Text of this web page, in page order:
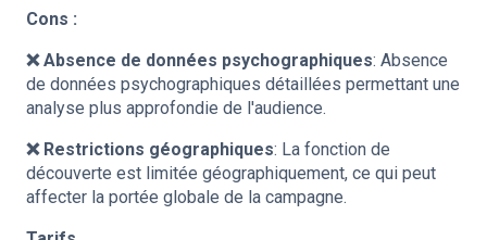
Cons :
❌ Absence de données psychographiques: Absence
de données psychographiques détaillées permettant une
analyse plus approfondie de l'audience.
❌ Restrictions géographiques: La fonction de
découverte est limitée géographiquement, ce qui peut
affecter la portée globale de la campagne.